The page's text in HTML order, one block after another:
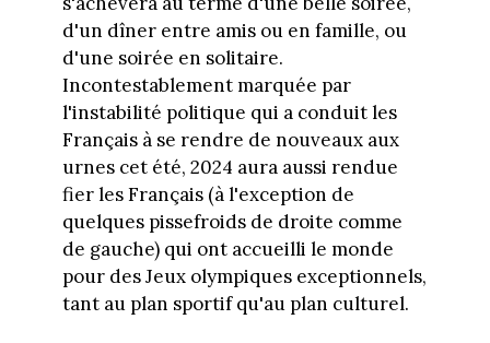
d'un dîner entre amis ou en famille, ou
d'une soirée en solitaire.
Incontestablement marquée par
l'instabilité politique qui a conduit les
Français à se rendre de nouveaux aux
urnes cet été, 2024 aura aussi rendue
fier les Français (à l'exception de
quelques pissefroids de droite comme
de gauche) qui ont accueilli le monde
pour des Jeux olympiques exceptionnels,
tant au plan sportif qu'au plan culturel.